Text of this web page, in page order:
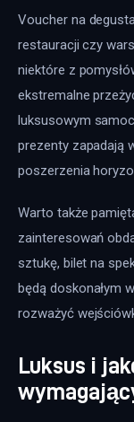
Voucher na
restauracji czy
niektóre z
ekstremalne
luksusowym
prezenty zapadają
poszerzenia
Warto także
zainteresowań
sztukę, bilet na
będą doskonałym
rozważyć
Luksus i